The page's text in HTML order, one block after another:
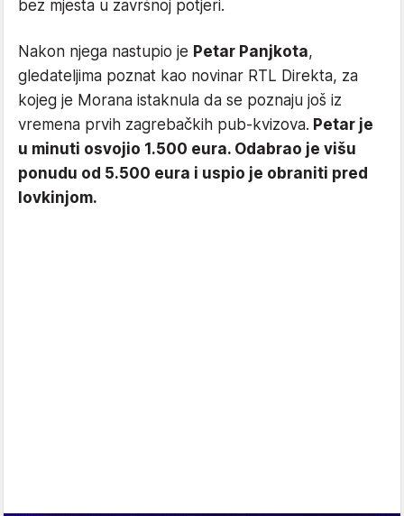
bez mjesta u završnoj potjeri.
Nakon njega nastupio je Petar Panjkota,
gledateljima poznat kao novinar RTL Direkta, za
kojeg je Morana istaknula da se poznaju još iz
vremena prvih zagrebačkih pub-kvizova. Petar je
u minuti osvojio 1.500 eura. Odabrao je višu
ponudu od 5.500 eura i uspio je obraniti pred
lovkinjom.